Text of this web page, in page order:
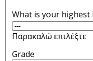
What is your highest
Παρακαλώ επιλέξτε
Grade